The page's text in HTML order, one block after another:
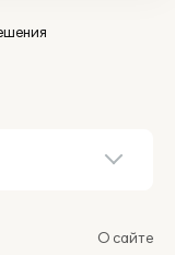
О сайте